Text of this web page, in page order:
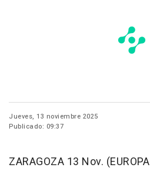
Jueves, 13 noviembre 2025
Publicado: 09:37
ZARAGOZA 13 Nov.